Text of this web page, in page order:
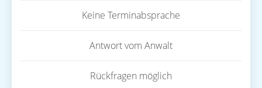
Keine Terminabsprache
Antwort vom Anwalt
Rückfragen möglich